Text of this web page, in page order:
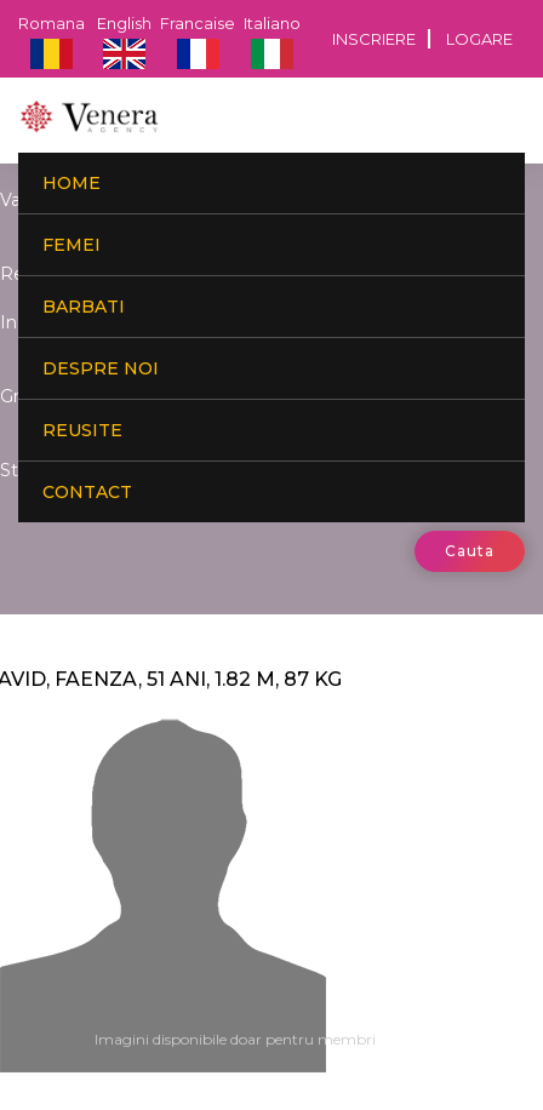
INSCRIERE LOGARE
Italiano
Francaise
English
Romana
HOME
FEMEI
BARBATI
DESPRE NOI
REUSITE
CONTACT
Varsta:
Resedinta:
Inaltime:
Greutate:
Studii:
Cauta
FAENZA, 51 ANI, 1.82 M, 87 KG
Imagini disponibile doar pentru membri